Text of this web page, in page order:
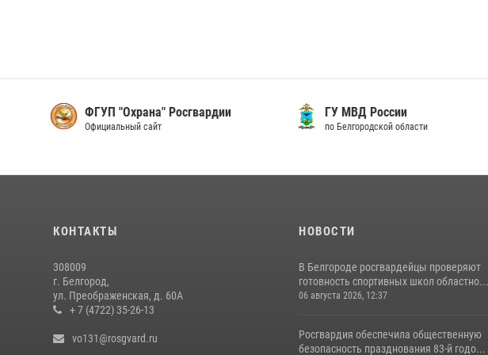
ФГУП "Охрана" Росгвардии
Официальный сайт
ГУ МВД России
по Белгородской области
КОНТАКТЫ
308009
г. Белгород,
ул. Преображенская, д. 60А
+ 7 (4722) 35-26-13
vo131@rosgvard.ru
НОВОСТИ
В Белгороде росгвардейцы проверяют
готовность спортивных школ областно...
06 августа 2026, 12:37
Росгвардия обеспечила общественную
безопасность празднования 83-й годо...